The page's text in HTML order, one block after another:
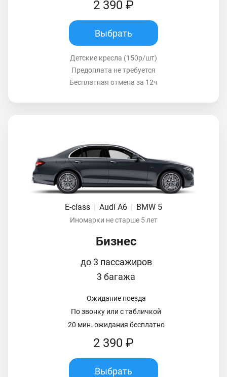
2 390 ₽
Выбрать
Детские кресла (150р/шт)
Предоплата не требуется
Бесплатная отмена за 12ч
E-class | Audi A6 | BMW 5
Иномарки не старше 5 лет
Бизнес
до 3 пассажиров
3 багажа
Ожидание поезда
По звонку или с табличкой
20 мин. ожидания бесплатно
2 390 ₽
Выбрать